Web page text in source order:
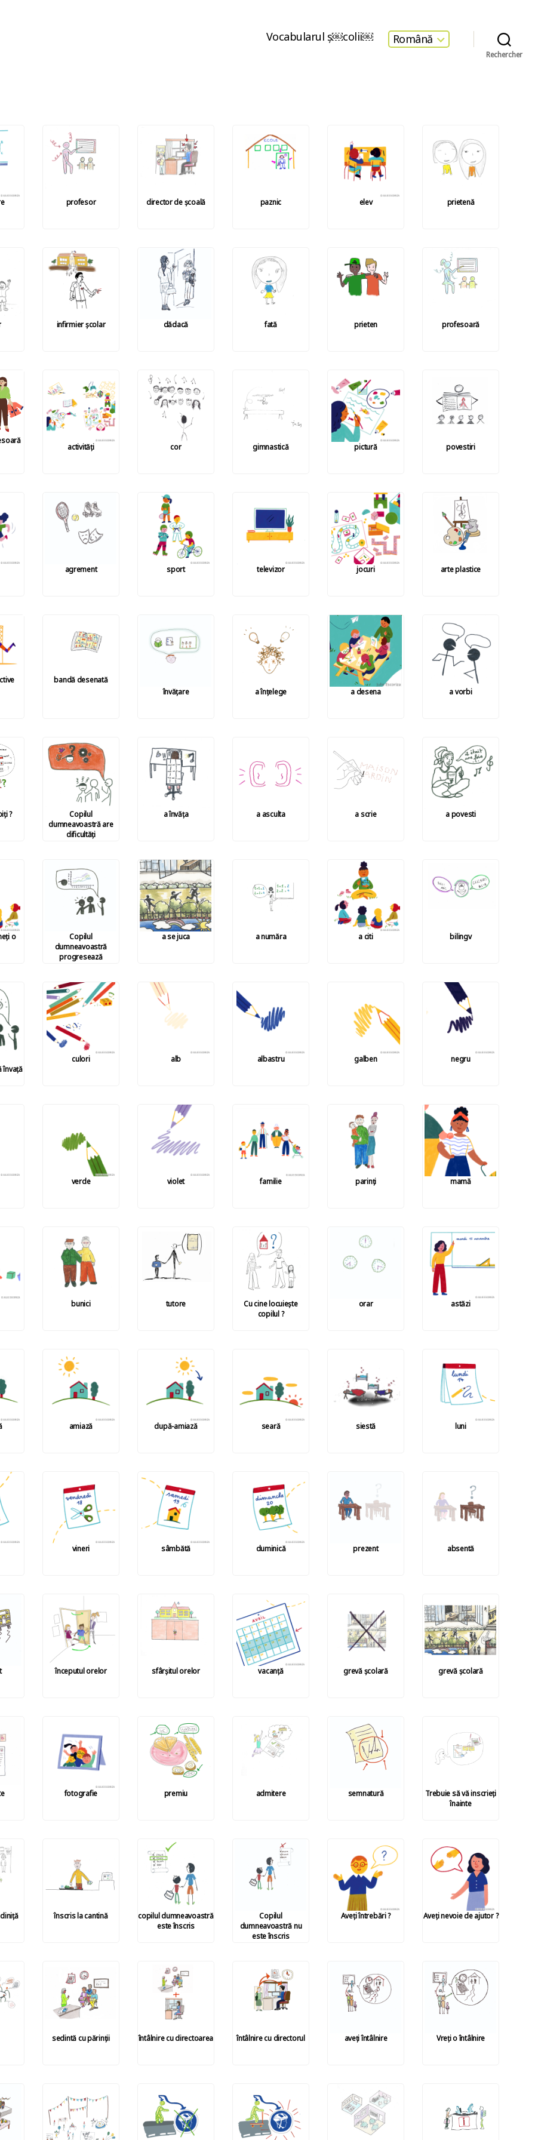
Vocabularul ş￼colii￼ Română
Rechercher
profesor director de școală paznic elev prietenă
infirmier școlar dădacă fată prieten profesoară
activități cor gimnastică pictură povestiri
agrement sport televizor jocuri arte plastice
bandă desenată
învățare
a înțelege a desena a vorbi
?
Copilul
dumneavoastră are
dificultăți
a învăța a asculta a scrie a povesti
o
Copilul
dumneavoastră
progresează
a se juca a număra a citi bilingv
învață
culori alb albastru galben negru
verde violet familie parinți mamă
bunici tutore
Cu cine locuiește
copilul ?
orar astăzi
amiază după-amiază seară siestă luni
vineri sâmbătă duminică prezent absentă
începutul orelor sfârșitul orelor vacanță grevă școlară grevă școlară
fotografie premiu admitere semnatură
Trebuie să vă inscrieți
înainte
înscris la cantină
copilul dumneavoastră
este înscris
Copilul
dumneavoastră nu
este înscris
Aveți întrebări ? Aveți nevoie de ajutor ?
sedintă cu părinții întâlnire cu directoarea întâlnire cu directorul aveți întâlnire Vreți o întâlnire